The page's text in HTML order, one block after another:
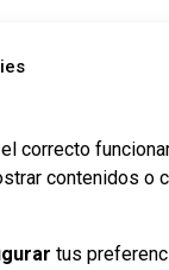
correcto
contenidos o
tus